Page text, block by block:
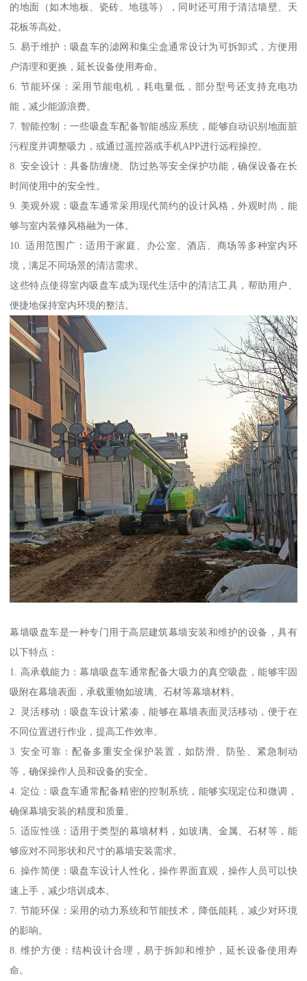
的地面（如木地板、瓷砖、地毯等），同时还可用于清洁墙壁、天
花板等高处。
5. 易于维护：吸盘车的滤网和集尘盒通常设计为可拆卸式，方便用
户清理和更换，延长设备使用寿命。
6. 节能环保：采用节能电机，耗电量低，部分型号还支持充电功
能，减少能源浪费。
7. 智能控制：一些吸盘车配备智能感应系统，能够自动识别地面脏
污程度并调整吸力，或通过遥控器或手机APP进行远程操控。
8. 安全设计：具备防缠绕、防过热等安全保护功能，确保设备在长
时间使用中的安全性。
9. 美观外观：吸盘车通常采用现代简约的设计风格，外观时尚，能
够与室内装修风格融为一体。
10. 适用范围广：适用于家庭、办公室、酒店、商场等多种室内环
境，满足不同场景的清洁需求。
这些特点使得室内吸盘车成为现代生活中的清洁工具，帮助用户、
便捷地保持室内环境的整洁。
幕墙吸盘车是一种专门用于高层建筑幕墙安装和维护的设备，具有
以下特点：
1. 高承载能力：幕墙吸盘车通常配备大吸力的真空吸盘，能够牢固
吸附在幕墙表面，承载重物如玻璃、石材等幕墙材料。
2. 灵活移动：吸盘车设计紧凑，能够在幕墙表面灵活移动，便于在
不同位置进行作业，提高工作效率。
3. 安全可靠：配备多重安全保护装置，如防滑、防坠、紧急制动
等，确保操作人员和设备的安全。
4. 定位：吸盘车通常配备精密的控制系统，能够实现定位和微调，
确保幕墙安装的精度和质量。
5. 适应性强：适用于类型的幕墙材料，如玻璃、金属、石材等，能
够应对不同形状和尺寸的幕墙安装需求。
6. 操作简便：吸盘车设计人性化，操作界面直观，操作人员可以快
速上手，减少培训成本。
7. 节能环保：采用的动力系统和节能技术，降低能耗，减少对环境
的影响。
8. 维护方便：结构设计合理，易于拆卸和维护，延长设备使用寿
命。